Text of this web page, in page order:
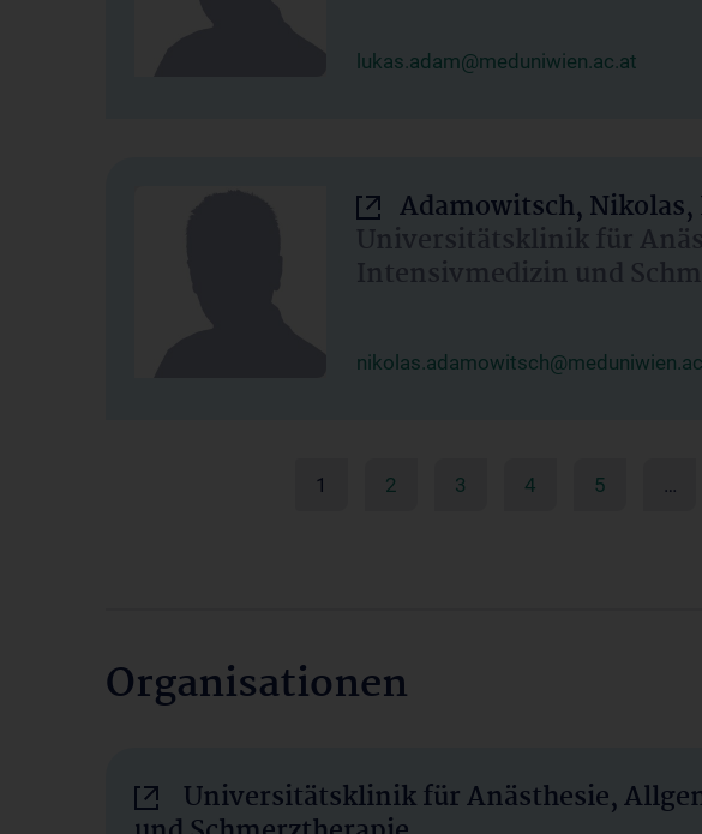
lukas.adam@meduniwien.ac.at
Adamowitsch,
Universitätsklinik für
Intensivmedizin und
1 2 3 4 5 …
Organisationen
Universitätsklinik für Anästhesie,